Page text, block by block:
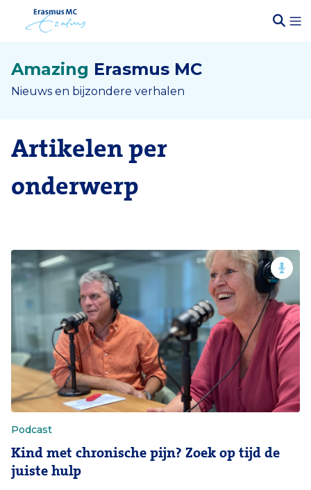
Amazing Erasmus MC
Nieuws en bijzondere verhalen
Artikelen per
onderwerp
Podcast
Kind met chronische pijn? Zoek op tijd de
juiste hulp